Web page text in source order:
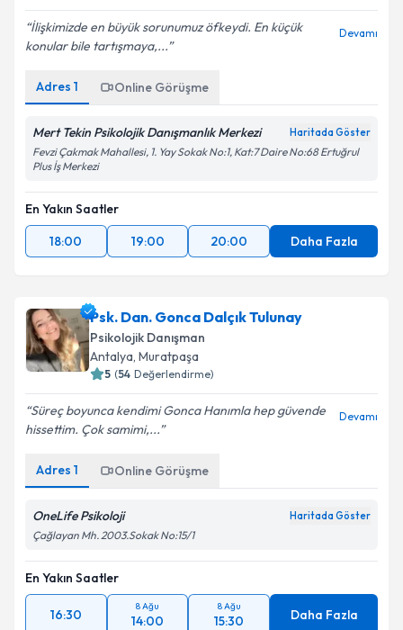
İlişkimizde en büyük sorunumuz öfkeydi. En küçük
konular bile tartışmaya,...
Devamı
Adres 1 Online Görüşme
Mert Tekin Psikolojik Danışmanlık Merkezi Haritada Göster
Fevzi Çakmak Mahallesi, 1. Yay Sokak No:1, Kat:7 Daire No:68 Ertuğrul
Plus İş Merkezi
En Yakın Saatler
18:00
19:00 20:00 Daha Fazla
Psk. Dan. Gonca Dalçık Tulunay
Psikolojik Danışman
Antalya, Muratpaşa
5 (54 Değerlendirme)
Süreç boyunca kendimi Gonca Hanımla hep güvende
hissettim. Çok samimi,...
Devamı
Adres 1 Online Görüşme
OneLife Psikoloji Haritada Göster
Çağlayan Mh. 2003.Sokak No:15/1
En Yakın Saatler
16:30
8 Ağu
14:00
8 Ağu
15:30 Daha Fazla